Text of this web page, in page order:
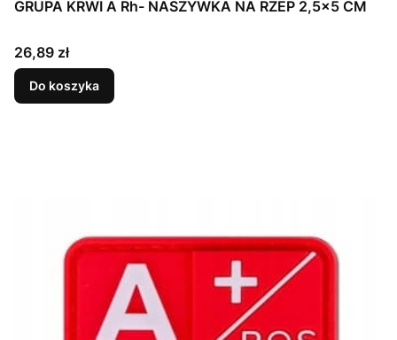
GRUPA KRWI A Rh- NASZYWKA NA RZEP 2,5x5 CM
Cena
26,89 zł
Do koszyka